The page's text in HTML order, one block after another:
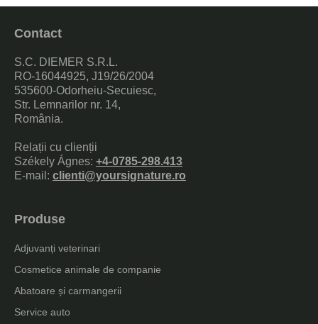
Produse
Adjuvanți veterinari
Cosmetice animale de companie
Abatoare și carmangerii
Service auto
Contact
S.C. DIEMER S.R.L.
RO-16044925, J19/26/2004
535600-Odorheiu-Secuiesc,
Str. Lemnarilor nr. 14,
România.
Relații cu clienții
Székely Ágnes: +4-0785-298.413
E-mail: clienti@yoursignature.ro